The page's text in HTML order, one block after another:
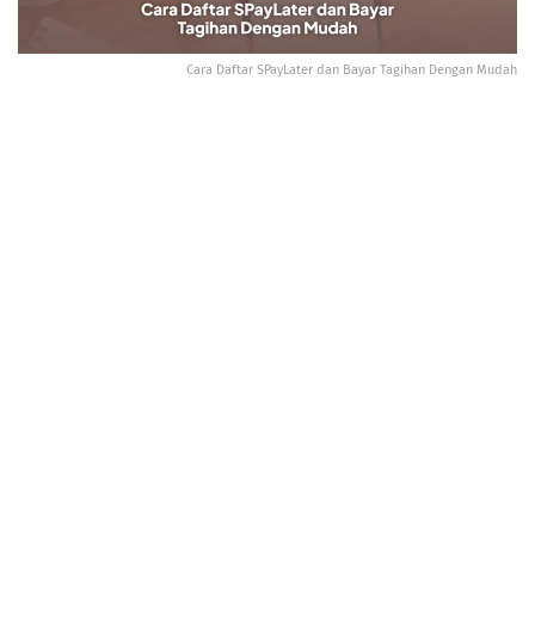
Cara Daftar SPayLater dan Bayar Tagihan Dengan Mudah